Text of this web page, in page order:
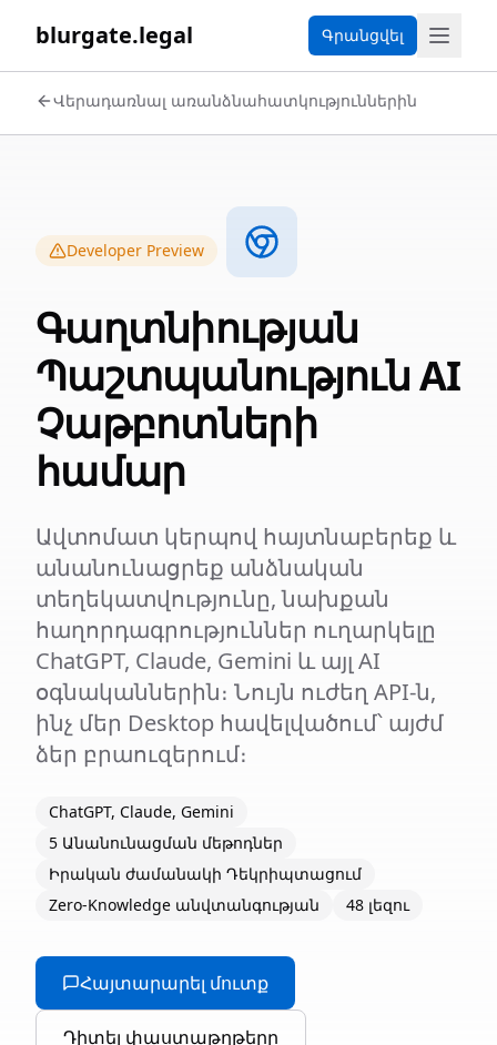
blurgate.legal Գրանցվել
Վերադառնալ առանձնահատկություններին
Developer Preview
Գաղտնիության
Պաշտպանություն AI
Չաթբոտների
համար
Ավտոմատ կերպով հայտնաբերեք և
անանունացրեք անձնական
տեղեկատվությունը, նախքան
հաղորդագրություններ ուղարկելը
ChatGPT, Claude, Gemini և այլ AI
օգնականներին։ Նույն ուժեղ API-ն,
ինչ մեր Desktop հավելվածում՝ այժմ
ձեր բրաուզերում։
ChatGPT, Claude, Gemini
5 Անանունացման մեթոդներ
Իրական ժամանակի Դեկրիպտացում
Zero-Knowledge անվտանգության
48 լեզու
Հայտարարել մուտք
Դիտել փաստաթղթերը